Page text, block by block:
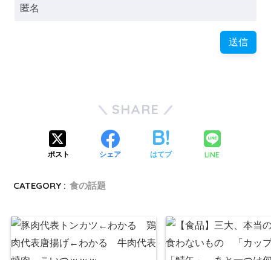
SHARE
ポスト シェア はてブ LINE
CATEGORY : 食の話題